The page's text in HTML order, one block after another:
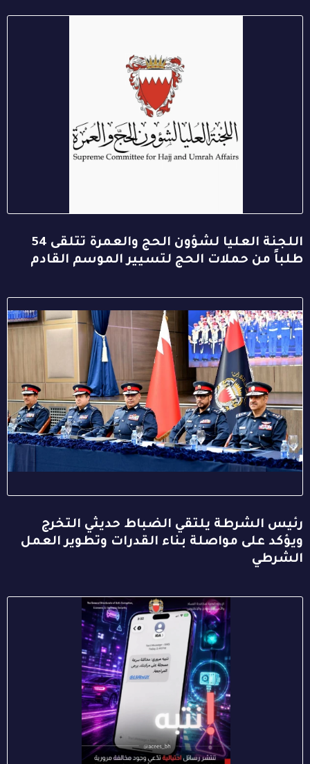
اللجنة العليا لشؤون الحج والعمرة تتلقى 54
طلباً من حملات الحج لتسيير الموسم القادم
رئيس الشرطة يلتقي الضباط حديثي التخرج
ويؤكد على مواصلة بناء القدرات وتطوير العمل
الشرطي